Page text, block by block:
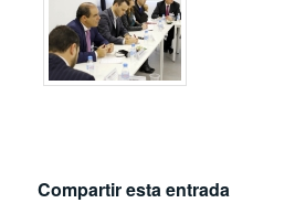
Compartir esta entrada